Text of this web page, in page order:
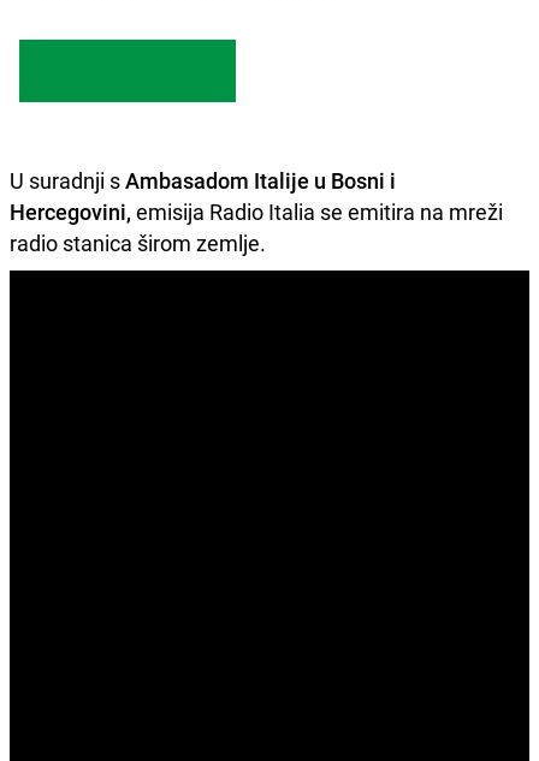
U suradnji sAmbasadom Italije u Bosni i
Hercegovini, emisija Radio Italia se emitira na mreži
radio stanica širom zemlje.